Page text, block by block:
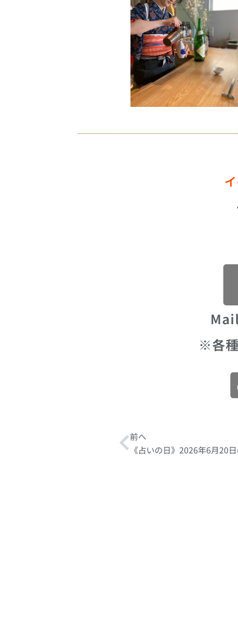
※各
Prev
前へ
《占いの日》2026年6月20